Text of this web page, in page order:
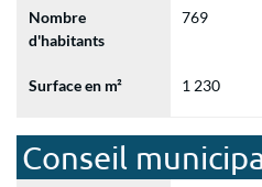
Nombre
d'habitants
769
Surface en m² 1 230
Conseil